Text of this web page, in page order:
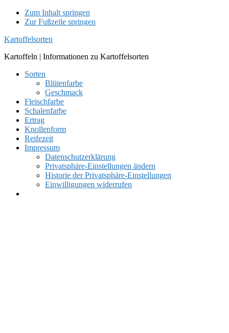
Zum Inhalt springen
Zur Fußzeile springen
Kartoffelsorten
Kartoffeln | Informationen zu Kartoffelsorten
Sorten
Blütenfarbe
Geschmack
Fleischfarbe
Schalenfarbe
Ertrag
Knollenform
Reifezeit
Impressum
Datenschutzerklärung
Privatsphäre-Einstellungen ändern
Historie der Privatsphäre-Einstellungen
Einwilligungen widerrufen